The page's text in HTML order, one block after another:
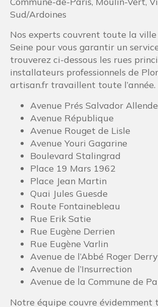
Avenue République
Avenue Rouget de Lisle
Avenue Youri Gagarine
Boulevard Stalingrad
Place 19 Mars 1962
Place Jean Martin
Quai Jules Guesde
Rue Erik Satie
Rue Eugène Derrien
Rue Eugène Varlin
Avenue de l’Abbé Roger Derry
Avenue de l’Insurrection
Avenue de la Commune de
Notre équipe couvre évidemment
rues de Vitry-sur-Seine.
Une équipe de plombiers
Vitry-sur-Seine
Nos équipes de plombiers
assurent un excellent service
le temps de vous écouter